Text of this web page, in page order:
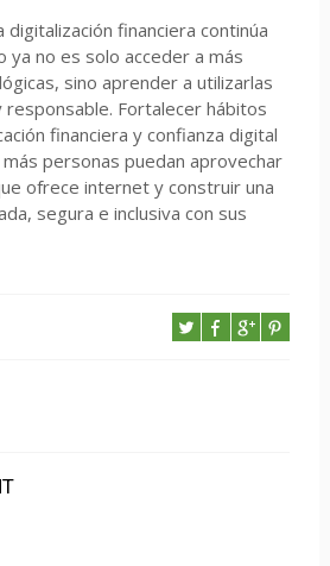
digitalización financiera continúa
ya no es solo acceder a más
sino aprender a utilizarlas
Fortalecer hábitos
financiera y confianza digital
personas puedan aprovechar
ofrece internet y construir una
segura e inclusiva con sus